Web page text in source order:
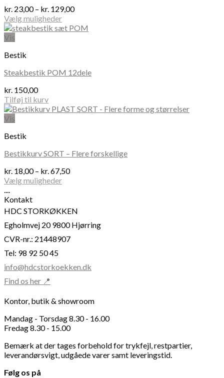
kr. 23,00 – kr. 129,00Prisinterval:
til
Vælg muligheder
Dette
vare
flere
Mulighederne
vælges
på
varesiden
Vis
Bestik
Steakbestik POM 12dele
kr. 150,00
Tilføj til kurv
Vis
Bestik
Bestikkurv SORT – Flere forskellige
kr. 18,00 – kr.67,50Prisinterval:
Vælg muligheder
vare
har
varianter.
Mulighederne
vælges
på
....
Kontakt
HDC STORKØKKEN
Egholmvej 20 9800 Hjørring
CVR-nr.: 21448907
Tel: 98 92 50 45
info@hdcstorkoekken.dk
Find os her 📍
Kontor, butik & showroom
Mandag - Torsdag 8.30 - 16.00
Fredag 8.30 - 15.00
Bemærk at der tages forbehold for trykfejl, restpartier,
leverandørsvigt, udgåede varer samt leveringstid.
Følg os på